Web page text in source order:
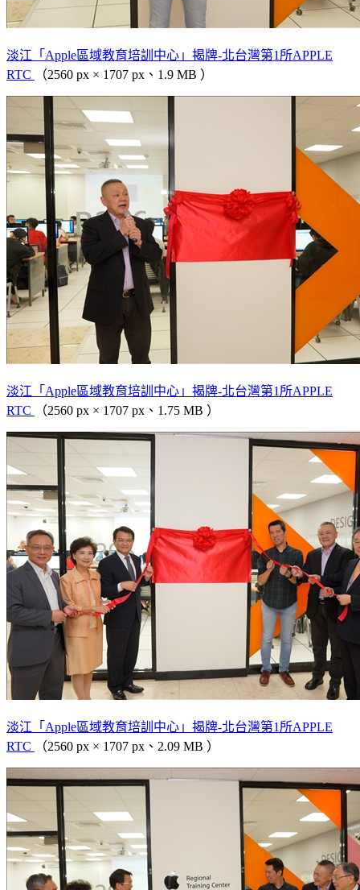
淡江「Apple區域教育培訓中心」揭牌-北台灣第1所APPLE
RTC
（2560 px × 1707 px、1.9 MB ）
淡江「Apple區域教育培訓中心」揭牌-北台灣第1所APPLE
RTC
（2560 px × 1707 px、1.75 MB ）
淡江「Apple區域教育培訓中心」揭牌-北台灣第1所APPLE
RTC
（2560 px × 1707 px、2.09 MB ）